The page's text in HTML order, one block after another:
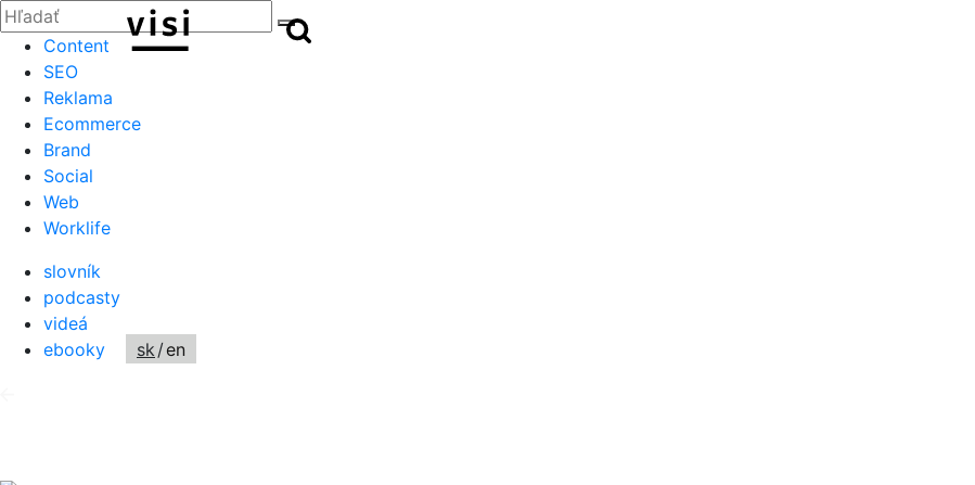
Zatvoriť
Hľadať:
Hľadať
Content
SEO
Reklama
Ecommerce
Brand
Social
Web
Worklife
slovník
podcasty
videá
ebooky
sk/en